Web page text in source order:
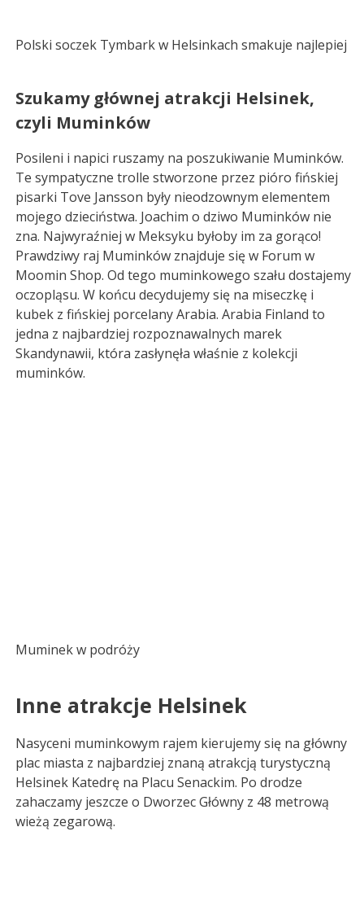
Polski soczek Tymbark w Helsinkach smakuje najlepiej
Szukamy głównej atrakcji Helsinek,
czyli Muminków
Posileni i napici ruszamy na poszukiwanie Muminków.
Te sympatyczne trolle stworzone przez pióro fińskiej
pisarki Tove Jansson były nieodzownym elementem
mojego dzieciństwa. Joachim o dziwo Muminków nie
zna. Najwyraźniej w Meksyku byłoby im za gorąco!
Prawdziwy raj Muminków znajduje się w Forum w
Moomin Shop. Od tego muminkowego szału dostajemy
oczopląsu. W końcu decydujemy się na miseczkę i
kubek z fińskiej porcelany Arabia. Arabia Finland to
jedna z najbardziej rozpoznawalnych marek
Skandynawii, która zasłynęła właśnie z kolekcji
muminków.
Muminek w podróży
Inne atrakcje Helsinek
Nasyceni muminkowym rajem kierujemy się na główny
plac miasta z najbardziej znaną atrakcją turystyczną
Helsinek Katedrę na Placu Senackim. Po drodze
zahaczamy jeszcze o Dworzec Główny z 48 metrową
wieżą zegarową.